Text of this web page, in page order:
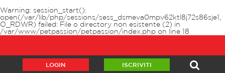
Warning: session_start():
open(/var/lib/php/sessions/sess_dsmeva0mpv62ktl8j72s86sje1,
O_RDWR) failed: File o directory non esistente (2) in
/var/www/petpassion/petpassion/index.php on line 18
LOGIN ISCRIVITI